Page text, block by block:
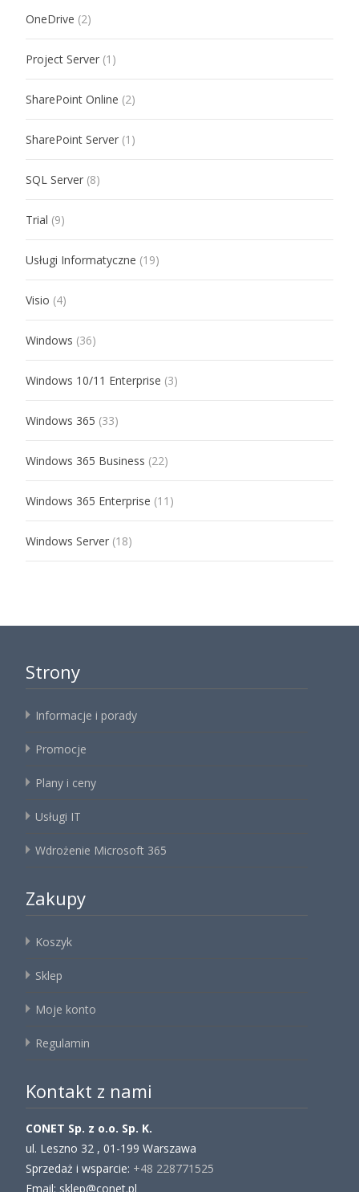
OneDrive (2)
Project Server (1)
SharePoint Online (2)
SharePoint Server (1)
SQL Server (8)
Trial (9)
Usługi Informatyczne (19)
Visio (4)
Windows (36)
Windows 10/11 Enterprise (3)
Windows 365 (33)
Windows 365 Business (22)
Windows 365 Enterprise (11)
Windows Server (18)
Strony
Informacje i porady
Promocje
Plany i ceny
Usługi IT
Wdrożenie Microsoft 365
Zakupy
Koszyk
Sklep
Moje konto
Regulamin
Kontakt z nami
CONET Sp. z o.o. Sp. K.
ul. Leszno 32 , 01-199 Warszawa
Sprzedaż i wsparcie: +48 228771525
Email: sklep@conet.pl